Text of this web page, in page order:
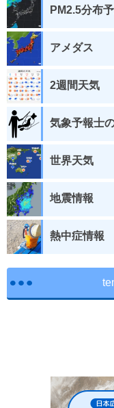
PM2.5分布
アメダス
2週間天気
気象予報士
世界天気
地震情報
熱中症情報